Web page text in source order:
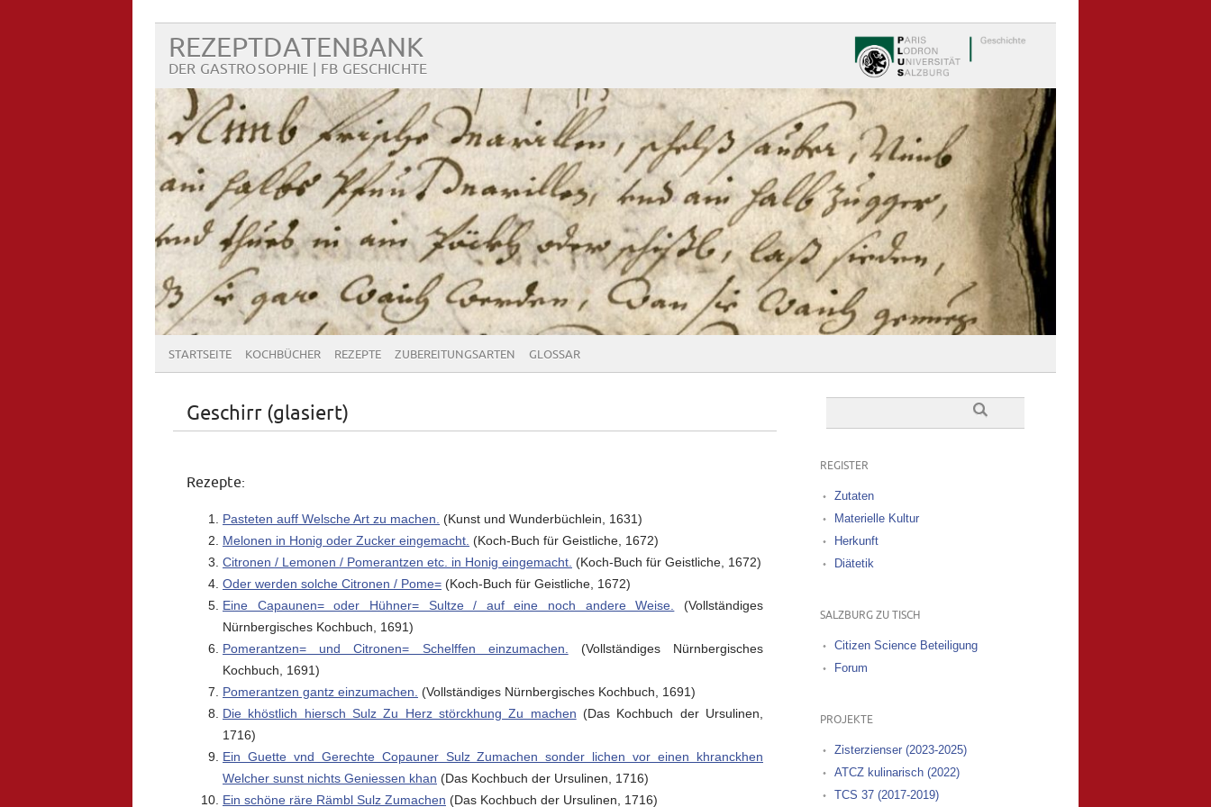
REZEPTDATENBANK
DER GASTROSOPHIE | FB GESCHICHTE
STARTSEITE KOCHBÜCHER REZEPTE ZUBEREITUNGSARTEN GLOSSAR
Geschirr (glasiert)
Rezepte:
Pasteten auff Welsche Art zu machen. (Kunst und Wunderbüchlein, 1631)
Melonen in Honig oder Zucker eingemacht. (Koch-Buch für Geistliche, 1672)
Citronen / Lemonen / Pomerantzen etc. in Honig eingemacht. (Koch-Buch für Geistliche, 1672)
Oder werden solche Citronen / Pome= (Koch-Buch für Geistliche, 1672)
Eine Capaunen= oder Hühner= Sultze / auf eine noch andere Weise. (Vollständiges
Nürnbergisches Kochbuch, 1691)
Pomerantzen= und Citronen= Schelffen einzumachen. (Vollständiges Nürnbergisches
Kochbuch, 1691)
Pomerantzen gantz einzumachen. (Vollständiges Nürnbergisches Kochbuch, 1691)
Die khöstlich hiersch Sulz Zu Herz störckhung Zu machen (Das Kochbuch der Ursulinen,
1716)
Ein Guette vnd Gerechte Copauner Sulz Zumachen sonder lichen vor einen khranckhen
Welcher sunst nichts Geniessen khan (Das Kochbuch der Ursulinen, 1716)
Ein schöne räre Rämbl Sulz Zumachen (Das Kochbuch der Ursulinen, 1716)
REGISTER
Zutaten
Materielle Kultur
Herkunft
Diätetik
SALZBURG ZU TISCH
Citizen Science Beteiligung
Forum
PROJEKTE
Zisterzienser (2023-2025)
ATCZ kulinarisch (2022)
TCS 37 (2017-2019)